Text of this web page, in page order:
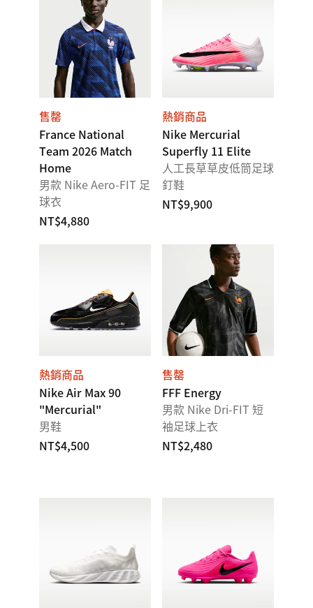
售罄
France National
Team 2026 Match
Home
男款 Nike Aero-FIT 足
球衣
NT$4,880
熱銷商品
Nike Mercurial
Superfly 11 Elite
人工長草草皮低筒足球
釘鞋
NT$9,900
熱銷商品
Nike Air Max 90
"Mercurial"
男鞋
NT$4,500
售罄
FFF Energy
男款 Nike Dri-FIT 短
袖足球上衣
NT$2,480